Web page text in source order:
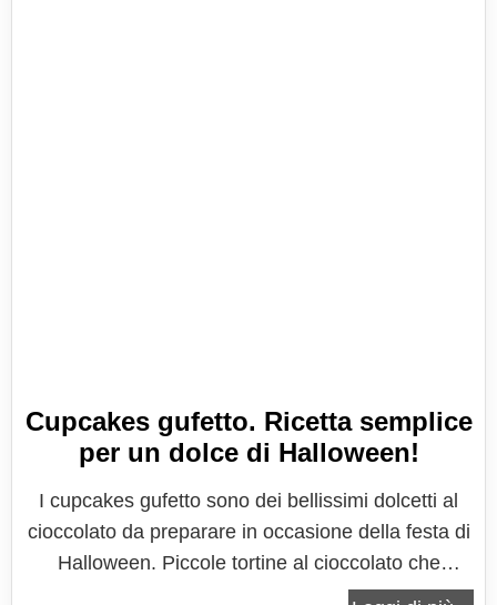
Cupcakes gufetto. Ricetta semplice
per un dolce di Halloween!
I cupcakes gufetto sono dei bellissimi dolcetti al
cioccolato da preparare in occasione della festa di
Halloween. Piccole tortine al cioccolato che
faranno impazzire tutti i bambini per la loro forma